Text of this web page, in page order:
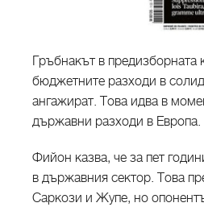
Гръбнакът в
бюджетните разходи в
ангажират. Това идва в
държавни разходи в Европа.
Фийон казва, че за пет
в държавния сектор. Това
Саркози и Жупе, но